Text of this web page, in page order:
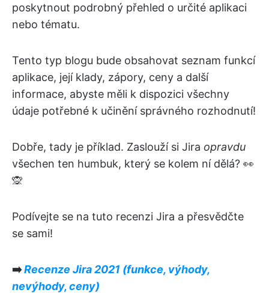
poskytnout podrobný přehled o určité aplikaci
nebo tématu.
Tento typ blogu bude obsahovat seznam funkcí
aplikace, její klady, zápory, ceny a další
informace, abyste měli k dispozici všechny
údaje potřebné k učinění správného rozhodnutí!
Dobře, tady je příklad. Zaslouží si Jira opravdu
všechen ten humbuk, který se kolem ní dělá? 👀
🙊
Podívejte se na tuto recenzi Jira a přesvědčte
se sami!
➡️Recenze Jira 2021 (funkce, výhody,
nevýhody, ceny)